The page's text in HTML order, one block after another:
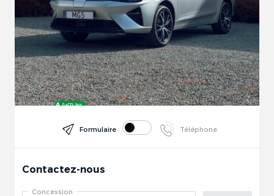
Formulaire Téléphone
Contactez-nous
Concession